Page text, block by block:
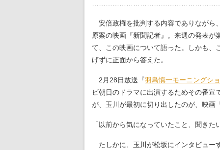
安倍政権を批判する内容でありながら
原案の映画『新聞記者』。来週の発表
て、この映画について語った。しかも、
げずに正面から答えた。
2月28日放送『羽鳥慎一モーニングシ
ビ朝日のドラマに出演するためその番
が、玉川が最初に切り出したのが、映画
「以前から気になっていたこと、聞き
たしかに、玉川が松坂にインタビュー